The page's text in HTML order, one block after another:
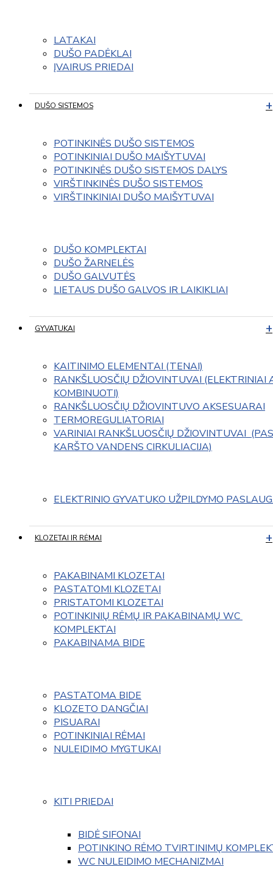
LATAKAI
DUŠO PADĖKLAI
ĮVAIRUS PRIEDAI
DUŠO SISTEMOS
POTINKINĖS DUŠO SISTEMOS
POTINKINIAI DUŠO MAIŠYTUVAI
POTINKINĖS DUŠO SISTEMOS DALYS
VIRŠTINKINĖS DUŠO SISTEMOS
VIRŠTINKINIAI DUŠO MAIŠYTUVAI
DUŠO KOMPLEKTAI
DUŠO ŽARNELĖS
DUŠO GALVUTĖS
LIETAUS DUŠO GALVOS IR LAIKIKLIAI
GYVATUKAI
KAITINIMO ELEMENTAI (TENAI)
RANKŠLUOSČIŲ DŽIOVINTUVAI (ELEKTRINIAI
KOMBINUOTI)
RANKŠLUOSČIŲ DŽIOVINTUVO AKSESUARAI
TERMOREGULIATORIAI
VARINIAI RANKŠLUOSČIŲ DŽIOVINTUVAI
KARŠTO VANDENS CIRKULIACIJA)
ELEKTRINIO GYVATUKO UŽPILDYMO
KLOZETAI IR RĖMAI
PAKABINAMI KLOZETAI
PASTATOMI KLOZETAI
PRISTATOMI KLOZETAI
POTINKINIŲ RĖMŲ IR PAKABINAMŲ WC
KOMPLEKTAI
PAKABINAMA BIDE
PASTATOMA BIDE
KLOZETO DANGČIAI
PISUARAI
POTINKINIAI RĖMAI
NULEIDIMO MYGTUKAI
KITI PRIEDAI
BIDĖ SIFONAI
POTINKINO RĖMO TVIRTINIMŲ
WC NULEIDIMO MECHANIZMAI